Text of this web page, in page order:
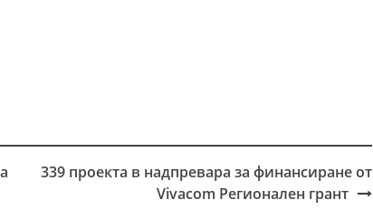
339 проекта в надпревара за финансиране от
Vivacom Регионален грант